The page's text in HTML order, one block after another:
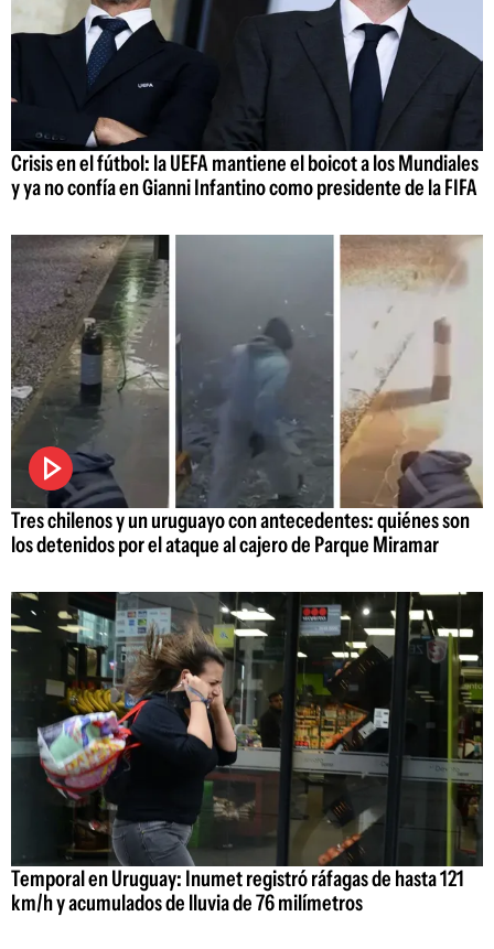
Crisis en el fútbol: la UEFA mantiene el boicot a los Mundiales
y ya no confía en Gianni Infantino como presidente de la FIFA
Tres chilenos y un uruguayo con antecedentes: quiénes son
los detenidos por el ataque al cajero de Parque Miramar
Temporal en Uruguay: Inumet registró ráfagas de hasta 121
km/h y acumulados de lluvia de 76 milímetros